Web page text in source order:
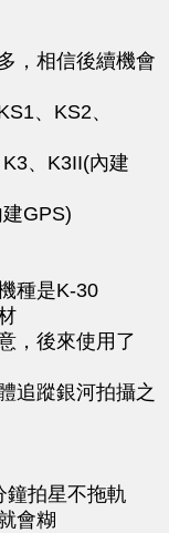
，相信後續機會
、KS2、
、K3II(內建
GPS)
種是K-30
，後來使用了
追蹤銀河拍攝之
鐘拍星不拖軌
會糊